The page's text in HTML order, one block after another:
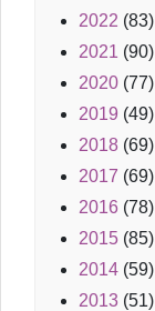
2022 (83)
2021 (90)
2020 (77)
2019 (49)
2018 (69)
2017 (69)
2016 (78)
2015 (85)
2014 (59)
2013 (51)